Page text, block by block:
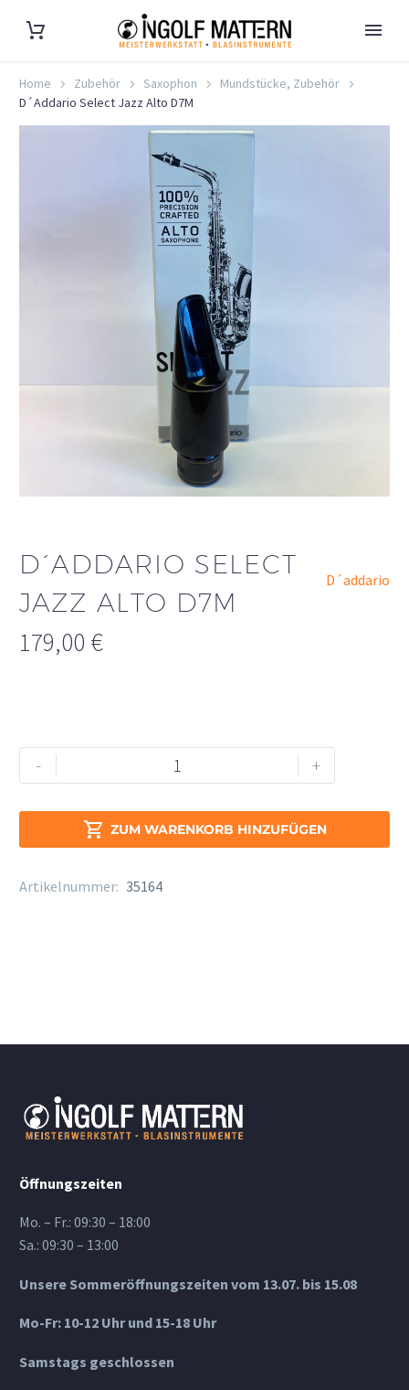
Home Zubehör Saxophon
Mundstücke, Zubehör
D´Addario Select Jazz Alto D7M
D´ADDARIO SELECT
JAZZ ALTO D7M
D´addario
179,00 €
-
´Addario
Alto
Menge
+
 ZUM WARENKORB HINZUFÜGEN
Alternative:
Artikelnummer: 35164
Öffnungszeiten
Mo. – Fr.: 09:30 – 18:00
Sa.: 09:30 – 13:00
Unsere Sommeröffnungszeiten vom 13.07. bis 15.08
Mo-Fr: 10-12 Uhr und 15-18 Uhr
Samstags geschlossen